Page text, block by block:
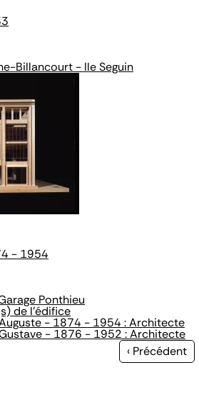
Billancourt - Ile Seguin
- 1954
Ponthieu
de l'édifice
- 1874 - 1954 : Architecte
- 1876 - 1952 : Architecte
Page
‹ Précédent